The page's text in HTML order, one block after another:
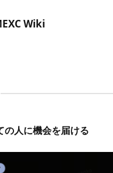
Wiki
の人に機会を届ける